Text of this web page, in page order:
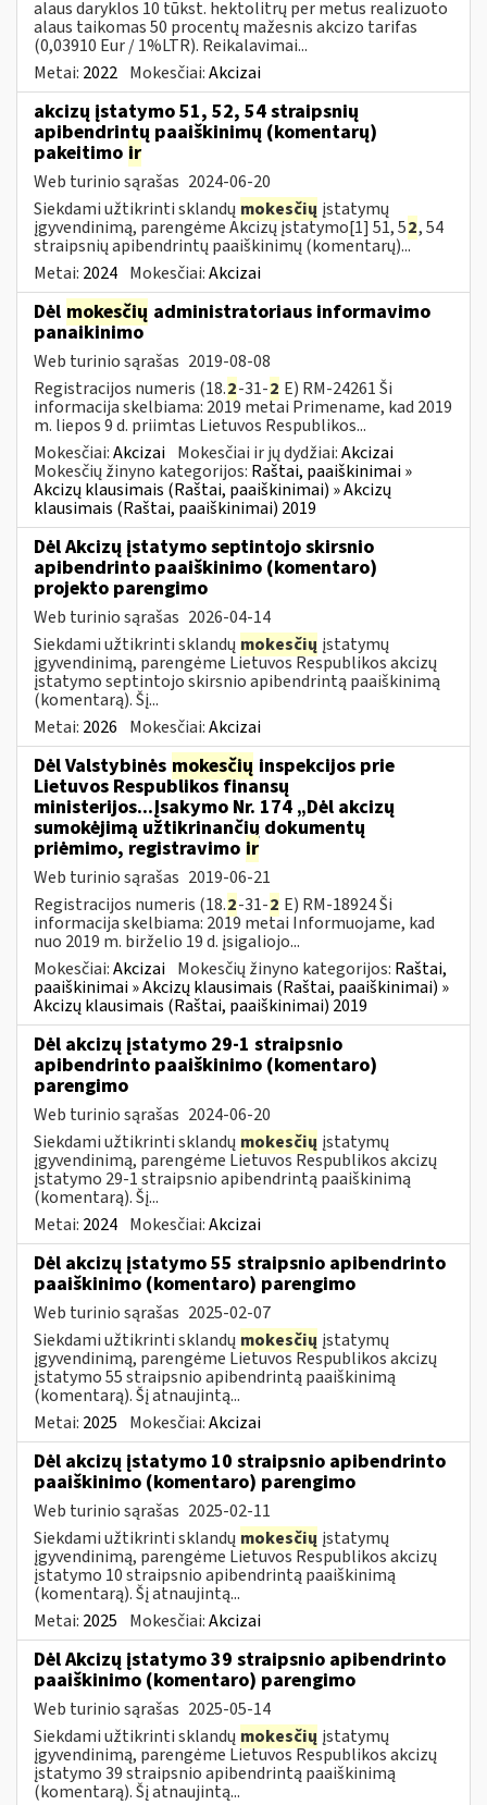
alaus daryklos 10 tūkst. hektolitrų per metus realizuoto
alaus taikomas 50 procentų mažesnis akcizo tarifas
(0,03910 Eur / 1%LTR). Reikalavimai...
Metai: 2022 Mokesčiai:Akcizai
akcizų įstatymo 51, 52, 54 straipsnių
apibendrintų paaiškinimų (komentarų)
pakeitimo ir
Web turinio sąrašas 2024-06-20
Siekdami užtikrinti sklandų mokesčių įstatymų
įgyvendinimą, parengėme Akcizų įstatymo[1] 51, 52, 54
straipsnių apibendrintų paaiškinimų (komentarų)...
Metai: 2024 Mokesčiai:Akcizai
Dėl mokesčių administratoriaus informavimo
panaikinimo
Web turinio sąrašas 2019-08-08
Registracijos numeris (18.2-31-2 E) RM-24261 Ši
informacija skelbiama: 2019 metai Primename, kad 2019
m. liepos 9 d. priimtas Lietuvos Respublikos...
Mokesčiai:Akcizai Mokesčiai ir jų dydžiai:Akcizai
Mokesčių žinyno kategorijos: Raštai, paaiškinimai »
Akcizų klausimais (Raštai, paaiškinimai) » Akcizų
klausimais (Raštai, paaiškinimai) 2019
Dėl Akcizų įstatymo septintojo skirsnio
apibendrinto paaiškinimo (komentaro)
projekto parengimo
Web turinio sąrašas 2026-04-14
Siekdami užtikrinti sklandų mokesčių įstatymų
įgyvendinimą, parengėme Lietuvos Respublikos akcizų
įstatymo septintojo skirsnio apibendrintą paaiškinimą
(komentarą). Šį...
Metai: 2026 Mokesčiai:Akcizai
Dėl Valstybinės mokesčių inspekcijos prie
Lietuvos Respublikos finansų
ministerijos...Įsakymo Nr. 174 „Dėl akcizų
sumokėjimą užtikrinančių dokumentų
priėmimo, registravimo ir
Web turinio sąrašas 2019-06-21
Registracijos numeris (18.2-31-2 E) RM-18924 Ši
informacija skelbiama: 2019 metai Informuojame, kad
nuo 2019 m. birželio 19 d. įsigaliojo...
Mokesčiai:Akcizai Mokesčių žinyno kategorijos: Raštai,
paaiškinimai » Akcizų klausimais (Raštai, paaiškinimai) »
Akcizų klausimais (Raštai, paaiškinimai) 2019
Dėl akcizų įstatymo 29-1 straipsnio
apibendrinto paaiškinimo (komentaro)
parengimo
Web turinio sąrašas 2024-06-20
Siekdami užtikrinti sklandų mokesčių įstatymų
įgyvendinimą, parengėme Lietuvos Respublikos akcizų
įstatymo 29-1 straipsnio apibendrintą paaiškinimą
(komentarą). Šį...
Metai: 2024 Mokesčiai:Akcizai
Dėl akcizų įstatymo 55 straipsnio apibendrinto
paaiškinimo (komentaro) parengimo
Web turinio sąrašas 2025-02-07
Siekdami užtikrinti sklandų mokesčių įstatymų
įgyvendinimą, parengėme Lietuvos Respublikos akcizų
įstatymo 55 straipsnio apibendrintą paaiškinimą
(komentarą). Šį atnaujintą...
Metai: 2025 Mokesčiai:Akcizai
Dėl akcizų įstatymo 10 straipsnio apibendrinto
paaiškinimo (komentaro) parengimo
Web turinio sąrašas 2025-02-11
Siekdami užtikrinti sklandų mokesčių įstatymų
įgyvendinimą, parengėme Lietuvos Respublikos akcizų
įstatymo 10 straipsnio apibendrintą paaiškinimą
(komentarą). Šį atnaujintą...
Metai: 2025 Mokesčiai:Akcizai
Dėl Akcizų įstatymo 39 straipsnio apibendrinto
paaiškinimo (komentaro) parengimo
Web turinio sąrašas 2025-05-14
Siekdami užtikrinti sklandų mokesčių įstatymų
įgyvendinimą, parengėme Lietuvos Respublikos akcizų
įstatymo 39 straipsnio apibendrintą paaiškinimą
(komentarą). Šį atnaujintą...